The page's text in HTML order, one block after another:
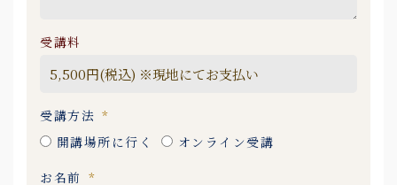
受講料
受講方法
開講場所に行く
オンライン受講
お名前